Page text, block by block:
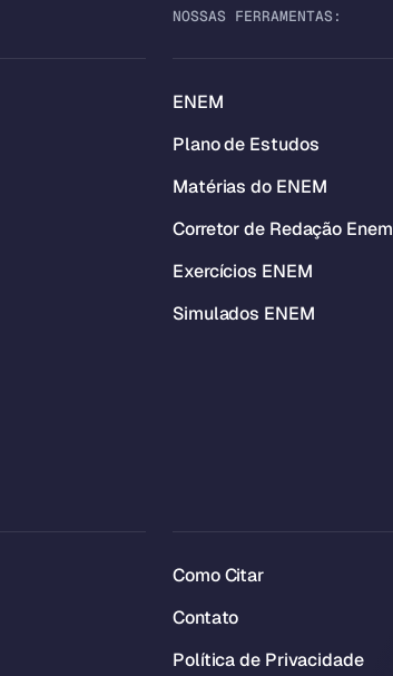
NOSSAS FERRAMENTAS:
ENEM
Plano de Estudos
Matérias do ENEM
Corretor de Redação Enem
Exercícios ENEM
Simulados ENEM
Como Citar
Contato
Política de Privacidade